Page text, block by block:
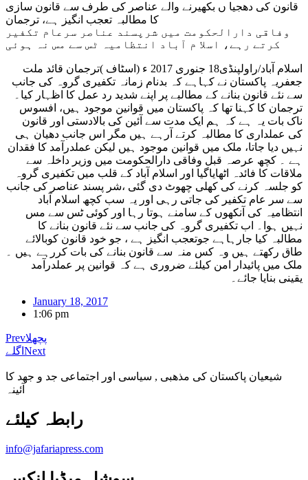
قانون کی دھجیا ں بکھیرنے والے عناصر کی طرف سے قانون سازی
کا مطالبہ تعجب انگیز ہے، ترجمان
وفاقی دارالحکومت میں شرپسند عناصر سرعام تکفیر
کرتے رہے، اسلا م آباد انتظامیہ ٹس سے مس نہ ہوئی
اسلام آباد/راولپنڈی18 جنوری 2017 ء (اسٹاف )ترجمان قائد ملت
جعفریہ پاکستان نے کہاہے کہ بدنام زمانہ تکفیری گروہ کی جانب
سے نئے قانون بنانے کے مطالبے پر اپنے شدید رد عمل کا اظہار کیا۔
ترجمان کا کہنا تھا کہ پاکستان میں قوانین موجود ہیں، افسوس
ناک بات یہ ہے کہ ہم ایک مدت سے آئین کی بالادستی اور قانون
کی عملداری کا مطالبہ کرتے آرہے ہیں مگر اس جانب دھیان ہی
نہیں دیا جاتا، ملک میں قوانین موجود ہیں لیکن عملدرآمد کا فقدان
ہے ۔ کچھ عرصہ قبل وفاقی دارالحکومت میں وزیر داخلہ سے
ملاقات کا فائدہ اٹھایاگیا اور اسلام آباد کے قلب میں تکفیری گروہ
کو جلسہ کرنے کی کھلی چھوٹ دی گئی ،شر پسند عناصر کی جانب
سے سر عام تکفیر کی جاتی رہی اور یہ سب کچھ اسلام آباد
انتظامیہ کی آنکھوں کے سامنے ہوتا رہا اور کوئی ٹس سے مس
نہیں ہوا۔ اب تکفیری گروہ کی جانب سے نئے قانون بنانے کا
مطالبہ کیا جارہاہے جوتعجب انگیز ہے ، جو خود قانون کوبالائے
طاق رکھتے ہیں وہ کس منہ سے قانون بنانے کی بات کررہے ہیں ۔
ملک میں پائیدار امن کیلئے ضروری ہے کہ قوانین پر عملدرآمد
یقینی بنایا جائے۔
January 18, 2017
1:06 pm
Prevپچھلا
اگلے Next
شیعیان پاکستان کی مذهبی , سیاسی اور اجتماعی جد و جهد کا
آئینہ
info@jafariapress.com​